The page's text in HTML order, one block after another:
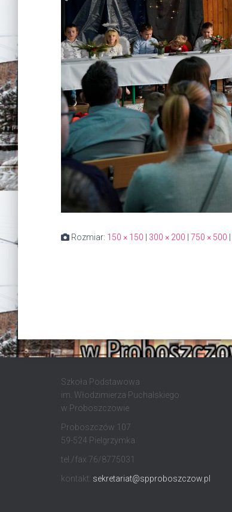
Rozmiar: 150 × 150 300 × 200 750 × 500
Szkoła Podstawowa
im. Włodzimierza Puchalskiego
w Proboszczowie
Proboszczów 107
59-524 Pielgrzymka
tel./fax 76/8775031
kontakt: sekretariat@spproboszczow.pl